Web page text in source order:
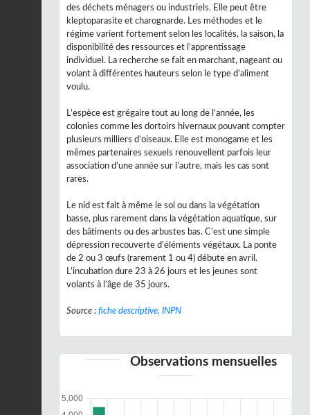
des déchets ménagers ou industriels. Elle peut être
kleptoparasite et charognarde. Les méthodes et le
régime varient fortement selon les localités, la saison, la
disponibilité des ressources et l’apprentissage
individuel. La recherche se fait en marchant, nageant ou
volant à différentes hauteurs selon le type d’aliment
voulu.
L’espèce est grégaire tout au long de l’année, les
colonies comme les dortoirs hivernaux pouvant compter
plusieurs milliers d’oiseaux. Elle est monogame et les
mêmes partenaires sexuels renouvellent parfois leur
association d’une année sur l’autre, mais les cas sont
rares.
Le nid est fait à même le sol ou dans la végétation
basse, plus rarement dans la végétation aquatique, sur
des bâtiments ou des arbustes bas. C’est une simple
dépression recouverte d’éléments végétaux. La ponte
de 2 ou 3 œufs (rarement 1 ou 4) débute en avril.
L’incubation dure 23 à 26 jours et les jeunes sont
volants à l’âge de 35 jours.
Source : fiche descriptive, INPN
Observations mensuelles